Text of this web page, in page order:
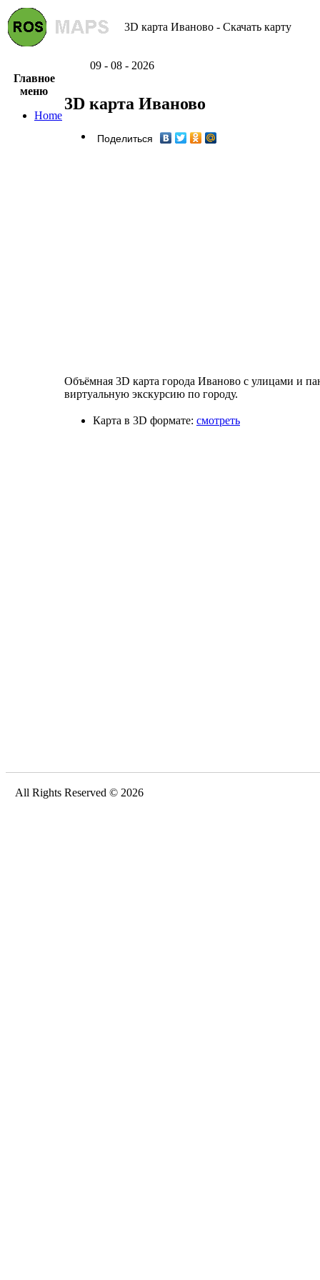
3D карта Иваново - Скачать карту
09 - 08 - 2026
Главное
меню
Home
3D карта Иваново
Поделиться
Объёмная 3D карта города Иваново с улицами и
виртуальную экскурсию по городу.
Карта в 3D формате: смотреть
All Rights Reserved © 2026